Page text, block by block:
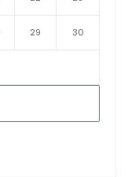
29 30